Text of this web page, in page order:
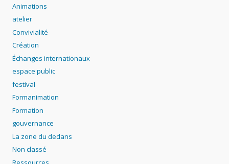
Animations
atelier
Convivialité
Création
Échanges internationaux
espace public
festival
Formanimation
Formation
gouvernance
La zone du dedans
Non classé